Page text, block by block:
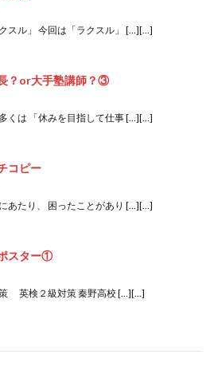
スル」 今回は「ラクスル」 […][…]
？or大手塾講師？③
くは 「休みを目指して仕事 […][…]
コピー
あたり、 困ったことがあり […][…]
スター①
英検２級対策 秦野高校 […][…]